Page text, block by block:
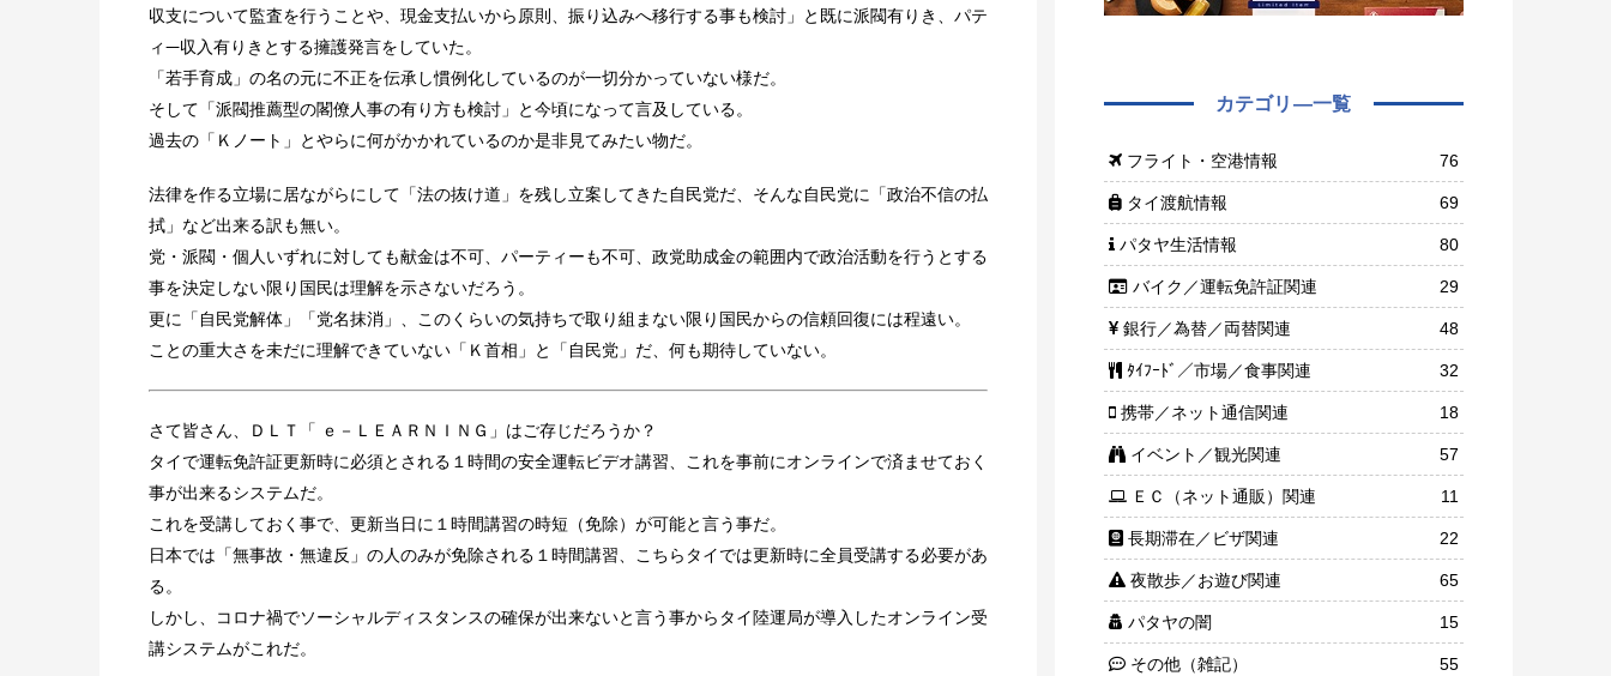
収支について監査を行うことや、現金支払いから原則、振り込みへ移行する事も検討」と既に派閥有りき、パテ
ィ―収入有りきとする擁護発言をしていた。
「若手育成」の名の元に不正を伝承し慣例化しているのが一切分かっていない様だ。
そして「派閥推薦型の閣僚人事の有り方も検討」と今頃になって言及している。
過去の「Ｋノート」とやらに何がかかれているのか是非見てみたい物だ。
法律を作る立場に居ながらにして「法の抜け道」を残し立案してきた自民党だ、そんな自民党に「政治不信の払
拭」など出来る訳も無い。
党・派閥・個人いずれに対しても献金は不可、パーティーも不可、政党助成金の範囲内で政治活動を行うとする
事を決定しない限り国民は理解を示さないだろう。
更に「自民党解体」「党名抹消」、このくらいの気持ちで取り組まない限り国民からの信頼回復には程遠い。
ことの重大さを未だに理解できていない「Ｋ首相」と「自民党」だ、何も期待していない。
さて皆さん、
ＤＬＴ「 ｅ－ＬＥＡＲＮＩＮＧ」はご存じだろうか？
タイで運転免許証更新時に必須とされる１時間の安全運転ビデオ講習、これを事前にオンラインで済ませておく
事が出来るシステムだ。
これを受講しておく事で、更新当日に１時間講習の時短（免除）が可能と言う事だ。
日本では「無事故・無違反」の人のみが免除される１時間講習、こちらタイでは更新時に全員受講する必要があ
る。
しかし、コロナ禍でソーシャルディスタンスの確保が出来ないと言う事からタイ陸運局が導入したオンライン受
講システムがこれだ。
カテゴリ―一覧
フライト・空港情報 76
タイ渡航情報 69
パタヤ生活情報 80
バイク／運転免許証関連 29
銀行／為替／両替関連 48
ﾀｲﾌｰﾄﾞ／市場／食事関連 32
携帯／ネット通信関連 18
イベント／観光関連 57
ＥＣ（ネット通販）関連 11
長期滞在／ビザ関連 22
夜散歩／お遊び関連 65
パタヤの闇 15
その他（雑記） 55